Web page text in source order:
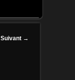
Suivant →